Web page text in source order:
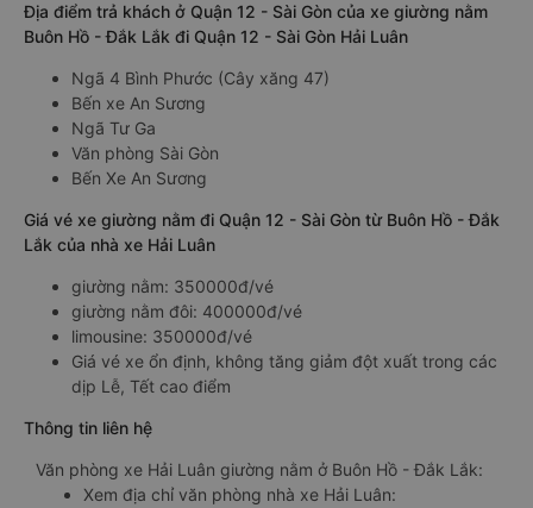
Địa điểm trả khách ở Quận 12 - Sài Gòn của xe giường nằm
Buôn Hồ - Đắk Lắk đi Quận 12 - Sài Gòn Hải Luân
Ngã 4 Bình Phước (Cây xăng 47)
Bến xe An Sương
Ngã Tư Ga
Văn phòng Sài Gòn
Bến Xe An Sương
Giá vé xe giường nằm đi Quận 12 - Sài Gòn từ Buôn Hồ - Đắk
Lắk của nhà xe Hải Luân
giường nằm: 350000đ/vé
giường nằm đôi: 400000đ/vé
limousine: 350000đ/vé
Giá vé xe ổn định, không tăng giảm đột xuất trong các
dịp Lễ, Tết cao điểm
Thông tin liên hệ
Văn phòng xe Hải Luân giường nằm ở Buôn Hồ - Đắk Lắk:
Xem địa chỉ văn phòng nhà xe Hải Luân: